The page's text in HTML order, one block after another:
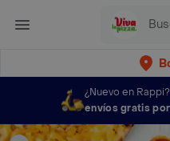
¿Nuevo en Rappi?
envíos gratis